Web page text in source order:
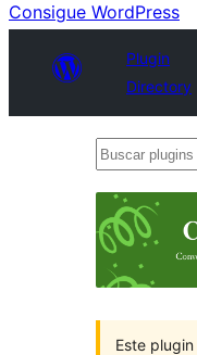
Consigue WordPress
Plugin
Directory
Buscar
Este plugin